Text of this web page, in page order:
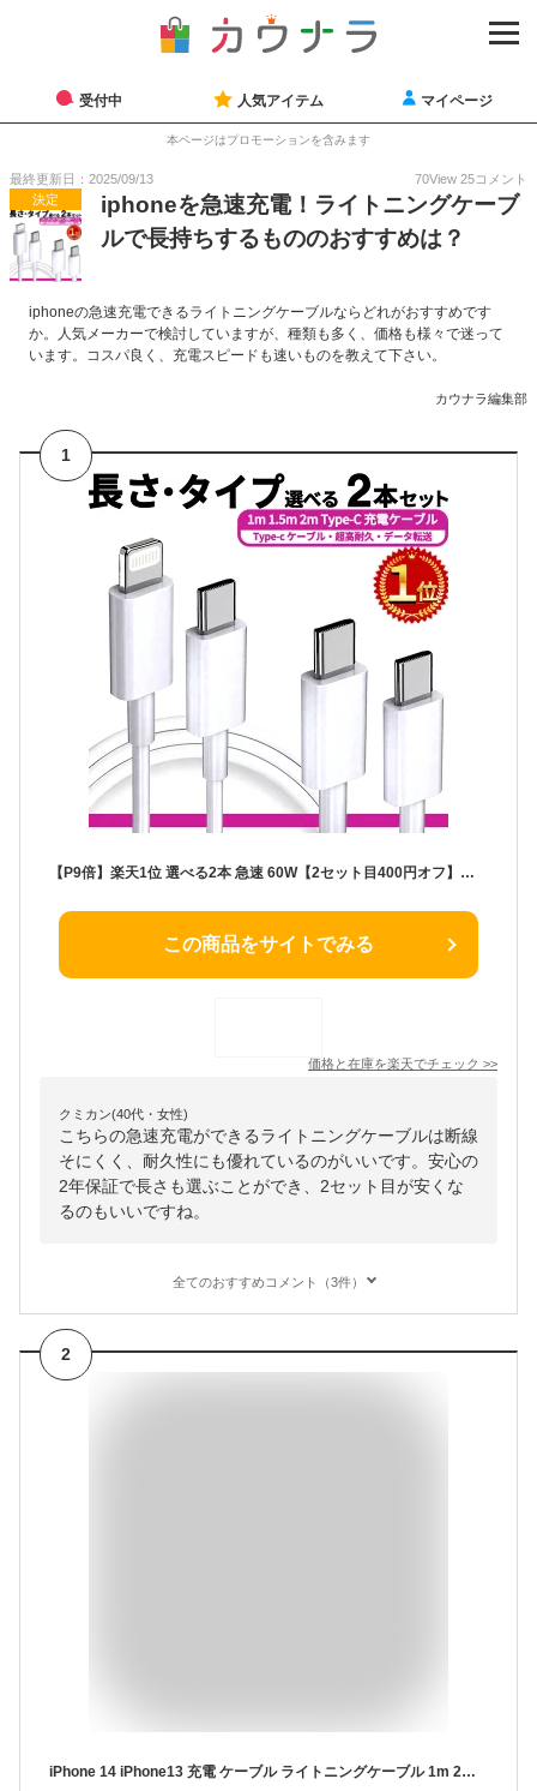
受付中 人気アイテム マイページ
本ページはプロモーションを含みます
最終更新日：2025/09/13 70View 25コメント
決定
iphoneを急速充電！ライトニングケーブ
ルで長持ちするもののおすすめは？
iphoneの急速充電できるライトニングケーブルならどれがおすすめです
か。人気メーカーで検討していますが、種類も多く、価格も様々で迷って
います。コスパ良く、充電スピードも速いものを教えて下さい。
カウナラ編集部
1
【P9倍】楽天1位 選べる2本 急速 60W【2セット目400円オフ】高品質だから2年保証 タイプc to ライトニングケーブル タイプc to タイプc ケーブル iphone コード usb-c スマホ type-c typec アイフォン Lightning 充電器 充電 ケーブル 急速充電 iphone16 充電ケーブル 1m 2m
この商品をサイトでみる
価格と在庫を楽天でチェック >>
クミカン(40代・女性)
こちらの急速充電ができるライトニングケーブルは断線
そにくく、耐久性にも優れているのがいいです。安心の
2年保証で長さも選ぶことができ、2セット目が安くな
るのもいいですね。
全てのおすすめコメント（3件）
2
iPhone 14 iPhone13 充電 ケーブル ライトニングケーブル 1m 2m 3m iphone ケーブル 急速充電 lightning アイフォン USBケーブル iPhone 14 Pro Max iPhone 13 mini iPhone12 アップル iPad Air mini等対応